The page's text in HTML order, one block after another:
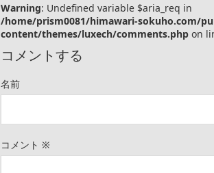
Warning: Undefined variable $aria_req in
/home/prism0081/himawari-sokuho.com/
content/themes/luxech/comments.php on
コメントする
名前
コメント ※